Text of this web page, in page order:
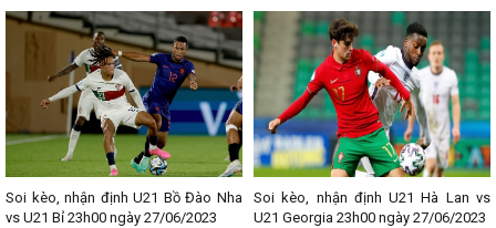
Soi kèo, nhận định U21 Bồ Đào Nha
vs U21 Bỉ 23h00 ngày 27/06/2023
Soi kèo, nhận định U21 Hà Lan vs
U21 Georgia 23h00 ngày 27/06/2023